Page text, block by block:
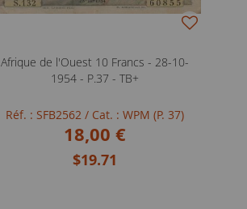
Afrique de l'Ouest 10 Francs - 28-10-
1954 - P.37 - TB+
Réf. : SFB2562 / Cat. : WPM (P. 37)
18,00 €
$19.71